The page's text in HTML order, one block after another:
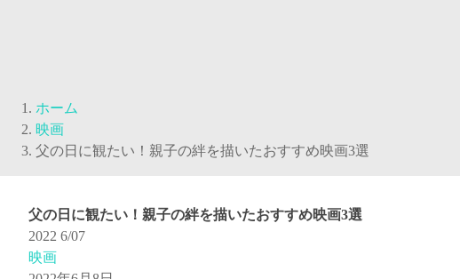
ホーム
映画
父の日に観たい！親子の絆を描いたおすすめ映画3選
父の日に観たい！親子の絆を描いたおすすめ映画3選
2022 6/07
映画